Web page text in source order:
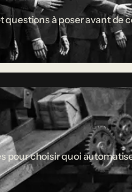
à poser avant
choisir quoi